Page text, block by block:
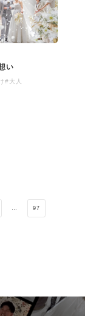
い
#大人
… 97